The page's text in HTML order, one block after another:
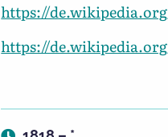
https://
https://